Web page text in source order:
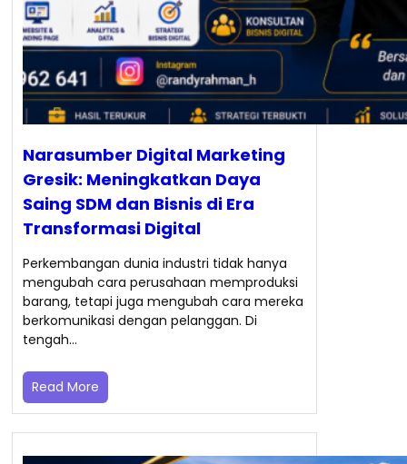
Narasumber Digital Marketing
Gresik: Meningkatkan Daya
Saing SDM dan Bisnis di Era
Transformasi Digital
Perkembangan dunia industri tidak hanya
mengubah cara perusahaan memproduksi
barang, tetapi juga mengubah cara mereka
berkomunikasi dengan pelanggan. Di
tengah…
Read More